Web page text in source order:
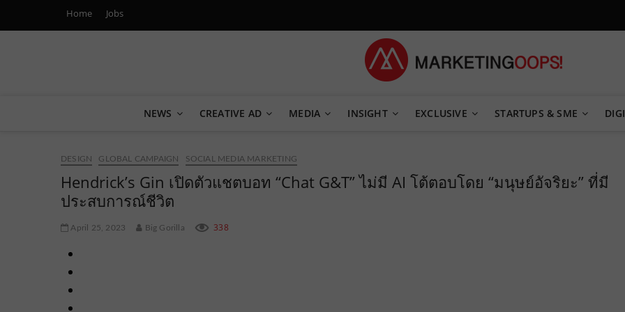
Home Jobs
Marketing Oops!
NEWS CREATIVE AD MEDIA INSIGHT EXCLUSIVE STARTUPS & SME
DESIGN GLOBAL CAMPAIGN SOCIAL MEDIA MARKETING
Hendrick’s Gin เปิดตัวแชตบอท “Chat G&T” ไม่มี AI โต้ตอบโดย “มนุษย์อัจริยะ” ที่มี
ประสบการณ์ชีวิต
April 25, 2023 Big Gorilla 338